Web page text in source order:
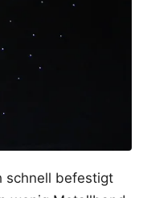
schnell befestigt